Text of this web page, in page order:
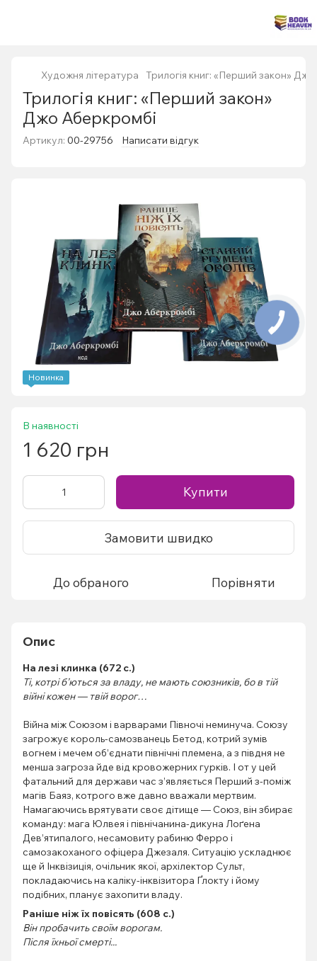
Художня література Трилогія книг: «Перший закон»
Трилогія книг: «Перший закон»
Джо Аберкромбі
Артикул: 00-29756 Написати відгук
Новинка
В наявності
1 620 грн
Купити
Замовити швидко
До обраного Порівняти
Опис
На лезі клинка (672 с.)
Ті, котрі б’ються за владу, не мають союзників, бо в тій
війні кожен — твій ворог…
Війна між Союзом і варварами Півночі неминуча. Союзу
загрожує король-самозванець Бетод, котрий зумів
вогнем і мечем об’єднати північні племена, а з півдня не
менша загроза йде від кровожерних гурків. І от у цей
фатальний для держави час з’являється Перший з-поміж
магів Баяз, котрого вже давно вважали мертвим.
Намагаючись врятувати своє дітище — Союз, він збирає
команду: мага Юлвея і північанина-дикуна Лоґена
Дев’ятипалого, несамовиту рабиню Ферро і
самозакоханого офіцера Джезаля. Ситуацію ускладнює
ще й Інквізиція, очільник якої, архілектор Сульт,
покладаючись на каліку-інквізитора Ґлокту і йому
подібних, планує захопити владу.
Раніше ніж їх повісять (608 с.)
Він пробачить своїм ворогам.
Після їхньої смерті...